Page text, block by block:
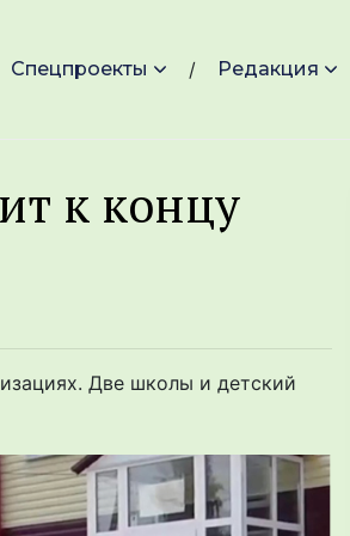
Спецпроекты Редакция
к концу
Две школы и детский